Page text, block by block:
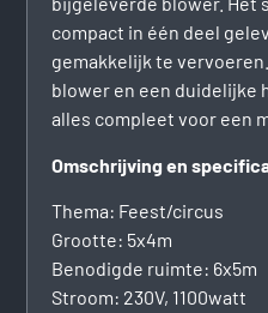
compact in één deel
gemakkelijk te
blower en een duidelijke
alles compleet voor een
Omschrijving en
Thema: Feest/circus
Grootte: 5x4m
Benodigde ruimte: 6x5m
Stroom: 230V, 1100watt